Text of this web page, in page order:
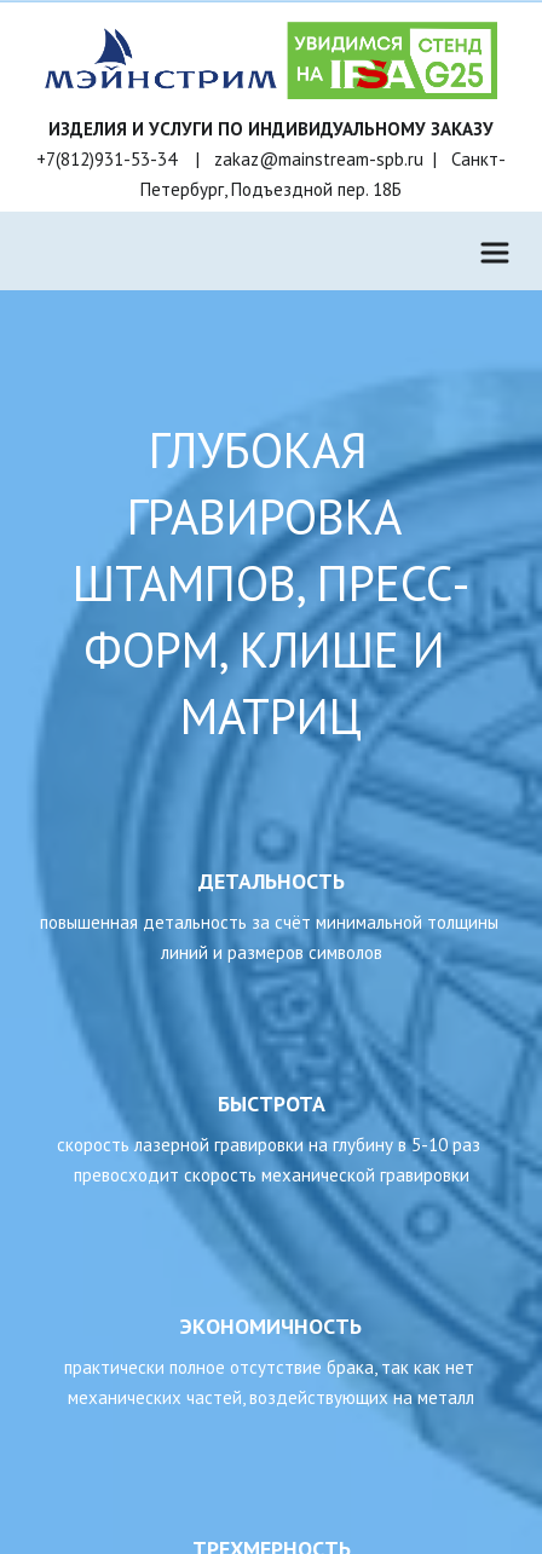
ИЗДЕЛИЯ И УСЛУГИ ПО ИНДИВИДУАЛЬНОМУ ЗАКАЗУ
+7(812)931-53-34    |   zakaz@mainstream-spb.ru  |   Санкт-
Петербург, Подъездной пер. 18Б
ГЛУБОКАЯ
ГРАВИРОВКА
ШТАМПОВ, ПРЕСС-
ФОРМ, КЛИШЕ И
МАТРИЦ
ДЕТАЛЬНОСТЬ
повышенная детальность за счёт минимальной толщины
линий и размеров символов
БЫСТРОТА
скорость лазерной гравировки на глубину в 5-10 раз
превосходит скорость механической гравировки
ЭКОНОМИЧНОСТЬ
практически полное отсутствие брака, так как нет
механических частей, воздействующих на металл